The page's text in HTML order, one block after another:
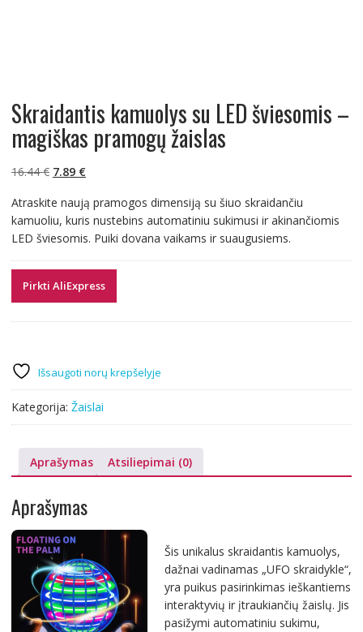
Skraidantis kamuolys su LED šviesomis –
magiškas pramogų žaislas
16.44€ Original
was:
16.44 €.
7.89 €Current
is:
7.89 €.
Atraskite naują pramogos dimensiją su šiuo skraidančiu
kamuoliu, kuris nustebins automatiniu sukimusi ir akinančiomis
LED šviesomis. Puiki dovana vaikams ir suaugusiems.
Pirkti AliExpress
Išsaugoti norų krepšelyje
Kategorija: Žaislai
Aprašymas Atsiliepimai (0)
Aprašymas
Šis unikalus skraidantis kamuolys,
dažnai vadinamas „UFO skraidykle“,
yra puikus pasirinkimas ieškantiems
interaktyvių ir įtraukiančių žaislų. Jis
pasižymi automatiniu sukimu,